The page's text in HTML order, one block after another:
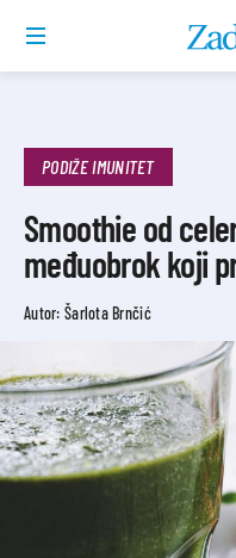
PODIŽE IMUNITET
Smoothie od
međuobrok koji
Autor: Šarlota Brnčić